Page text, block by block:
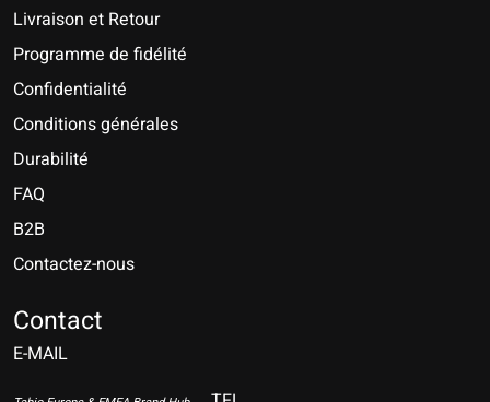
Livraison et Retour
Programme de fidélité
Confidentialité
Conditions générales
Durabilité
FAQ
B2B
Contactez-nous
Contact
E-MAIL